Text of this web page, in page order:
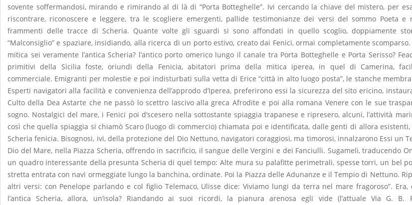
sovente soffermandosi, mirando e rimirando al di là di “Porta Botteghelle”. Ivi cercando la chiave del mistero, per
riscontrare, riconoscere e leggere, tra le scogliere emergenti, pallide testimonianze dei versi del sommo Poeta e
frammenti delle tracce di Scheria. Quante volte gli sguardi si sono affondati in quello scoglio, doppiamente
“Malconsiglio” e spaziare, insidiando, alla ricerca di un porto estivo, creato dai Fenici, ormai completamente
mitica sei veramente l’antica Scheria? l’antico porto omerico lungo il canale tra Porta Botteghelle e Porta Serisso?
primitivi della Sicilia foste, oriundi della Fenicia, abitatori prima della mitica iperea, in quel di Camerina,
commerciale. Emigranti per molestie e poi indisturbati sulla vetta di Erice “città in alto luogo posta”, le stanche
Esperti navigatori alla facilità e convenienza dell’approdo d’Iperea, preferirono essi la sicurezza del sito ericino,
Culto della Dea Astarte che ne passò lo scettro lascivo alla greca Afrodite e poi alla romana Venere con le sue
sogno. Nostalgici del mare, i Fenici poi d’scesero nella sottostante spiaggia trapanese e ripresero, alcuni, l’attività
così che quella spiaggia si chiamò Scaro (luogo di commercio) chiamata poi e identificata, dalle genti di allora esistenti,
Scheria fenicia. Bisognosi, ivi, della protezione del Dio Nettuno, navigatori coraggiosi, ma timorosi, innalzarono Essi un
Dio del Mare, nella Piazza Scheria, offrendo in sacrificio, il sangue delle Vergini e dei Fanciulli. Sugameli, traducendo
un quadro interessante della presunta Scheria di quel tempo: Alte mura su palafitte perimetrali, spesse torri, un bel
stretta entrata con navi ormeggiate lungo la banchina, ordinate. Poi la Piazza delle Adunanze e il Tempio di Nettuno.
altri versi: con Penelope parlando e col figlio Telemaco, Ulisse dice: Viviamo lungi da terra nel mare fragoroso”. Era,
l’antica Scheria, allora, un’isola? Riandando ai suoi ricordi, la pianura arenosa egli vide (l’attuale Via G. B.